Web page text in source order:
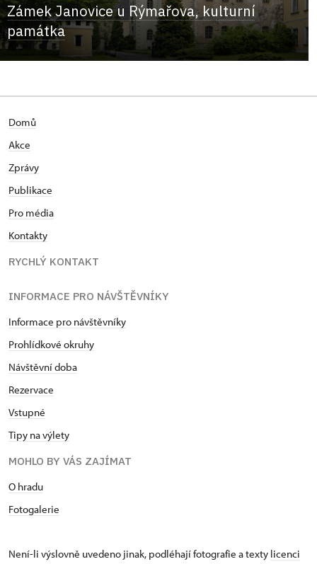
Zámek Janovice u Rýmařova, kulturní
památka
Domů
Akce
Zprávy
Publikace
Pro média
Kontakty
RYCHLÝ KONTAKT
INFORMACE PRO NÁVŠTĚVNÍKY
Informace pro návštěvníky
Prohlídkové okruhy
Návštěvní doba
Rezervace
Vstupné
Tipy na výlety
MOHLO BY VÁS ZAJÍMAT
O hradu
Fotogalerie
Není-li výslovně uvedeno jinak, podléhají fotografie a texty licenci